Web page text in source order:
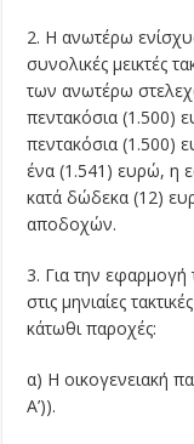
2. Η ανωτέρω
συνολικές μεικτές
των ανωτέρω
πεντακόσια (1.500)
πεντακόσια (1.500)
ένα (1.541) ευρώ, η
κατά δώδεκα (12)
αποδοχών.
3. Για την
στις μηνιαίες
κάτωθι παροχές:
α) Η οικογενειακή
Α’)).